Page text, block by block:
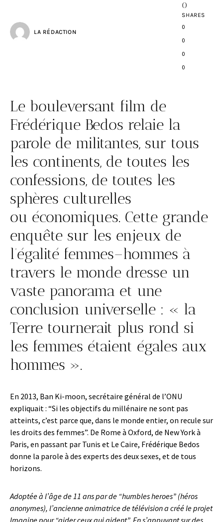
LA RÉDACTION
0
SHARES
0
0
0
0
Le bouleversant film de
Frédérique Bedos relaie la
parole de militantes, sur tous
les continents, de toutes les
confessions, de toutes les
sphères culturelles
ou économiques. Cette grande
enquête sur les enjeux de
l’égalité femmes–hommes à
travers le monde dresse un
vaste panorama et une
conclusion universelle : « la
Terre tournerait plus rond si
les femmes étaient égales aux
hommes ».
En 2013, Ban Ki-moon, secrétaire général de l’ONU
expliquait : “Si les objectifs du millénaire ne sont pas
atteints, c’est parce que, dans le monde entier, on recule sur
les droits des femmes”. De Rome à Oxford, de New York à
Paris, en passant par Tunis et Le Caire, Frédérique Bedos
donne la parole à des experts des deux sexes, et de tous
horizons.
Adoptée à l’âge de 11 ans par de “humbles heroes” (héros
anonymes), l’ancienne animatrice de télévision a créé le projet
Imagine pour “aider ceux qui aident”. En s’appuyant sur des